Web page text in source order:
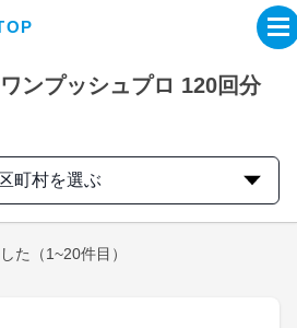
イト
ンプッシュプロ 120回分
町村を選ぶ
た （1~20件目）